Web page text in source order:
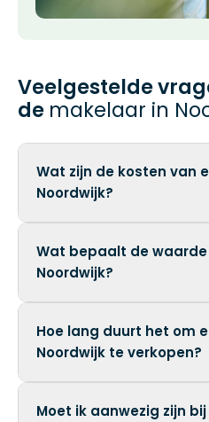
Veelgestelde
de makelaar in
Wat zijn de kosten van
Noordwijk?
Wat bepaalt de
Noordwijk?
Hoe lang duurt het om
Noordwijk te verkopen?
Moet ik aanwezig zijn